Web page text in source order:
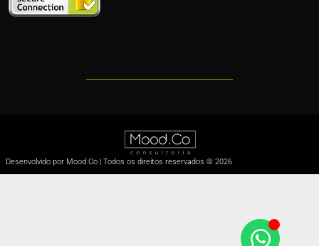
Desenvolvido por Mood.Co | Todos os direitos reservados © 2026